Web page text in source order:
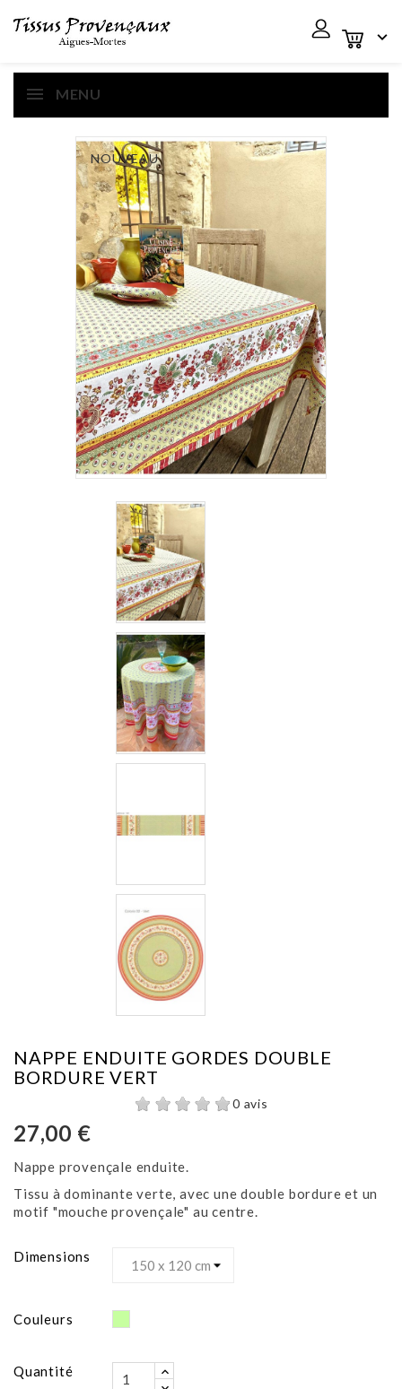

MENU
NOUVEAU
NAPPE ENDUITE GORDES DOUBLE
BORDURE VERT
0 avis
27,00 €
Nappe provençale enduite.
Tissu à dominante verte, avec une double bordure et un
motif "mouche provençale" au centre.
Dimensions
Couleurs Vert
clair
Quantité